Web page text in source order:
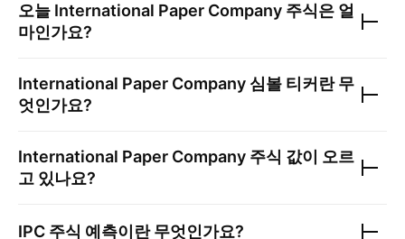
오늘 International Paper Company 주식은 얼
마인가요?
International Paper Company 심볼 티커란 무
엇인가요?
International Paper Company 주식 값이 오르
고 있나요?
IPC 주식 예측이란 무엇인가요?